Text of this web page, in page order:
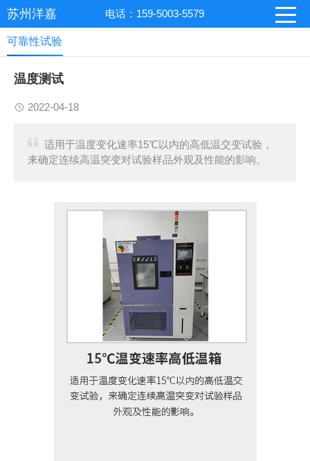
苏州洋嘉 电话：159-5003-5579
可靠性试验
温度测试
2022-04-18
适用于温度变化速率15℃以内的高低温交变试验，
来确定连续高温突变对试验样品外观及性能的影响。